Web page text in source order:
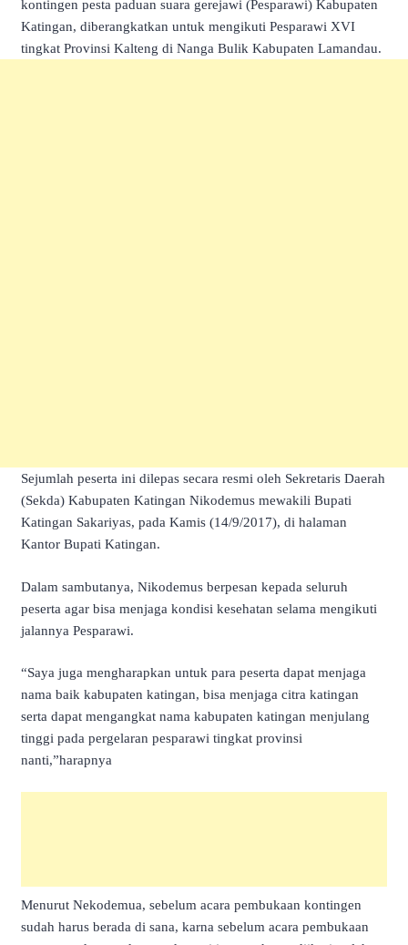
kontingen pesta paduan suara gerejawi (Pesparawi) Kabupaten
Katingan, diberangkatkan untuk mengikuti Pesparawi XVI
tingkat Provinsi Kalteng di Nanga Bulik Kabupaten Lamandau.
Sejumlah peserta ini dilepas secara resmi oleh Sekretaris Daerah
(Sekda) Kabupaten Katingan Nikodemus mewakili Bupati
Katingan Sakariyas, pada Kamis (14/9/2017), di halaman
Kantor Bupati Katingan.
Dalam sambutanya, Nikodemus berpesan kepada seluruh
peserta agar bisa menjaga kondisi kesehatan selama mengikuti
jalannya Pesparawi.
“Saya juga mengharapkan untuk para peserta dapat menjaga
nama baik kabupaten katingan, bisa menjaga citra katingan
serta dapat mengangkat nama kabupaten katingan menjulang
tinggi pada pergelaran pesparawi tingkat provinsi
nanti,”harapnya
Menurut Nekodemua, sebelum acara pembukaan kontingen
sudah harus berada di sana, karna sebelum acara pembukaan